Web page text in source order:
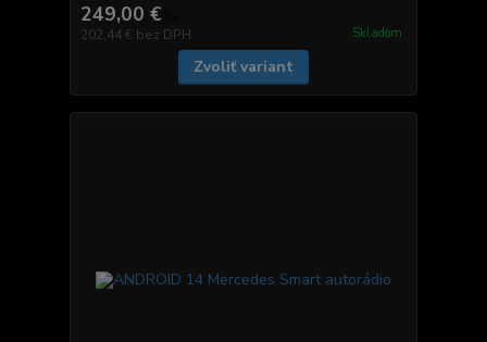
249,00 €
202,44 € bez DPH Skladom
Zvoliť variant